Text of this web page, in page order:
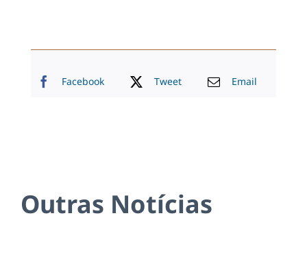
Facebook Tweet Email
Outras Notícias